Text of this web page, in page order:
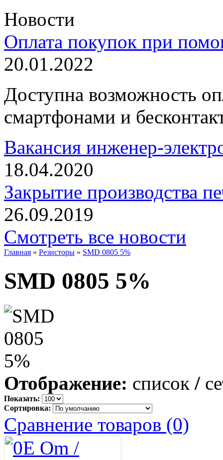
Новости
Оплата покупок при
20.01.2022
Доступна возможность
смартфонами и
Вакансия инженер-
18.04.2020
Закрытие производства
26.09.2019
Смотреть все новости
Главная » Резисторы » SMD 0805 5%
SMD 0805 5%
Отображение: список /
Показать:
Сортировка:
Сравнение товаров (0)